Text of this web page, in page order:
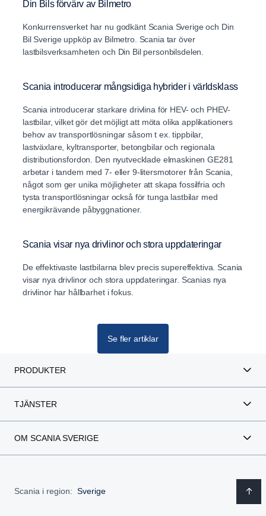
Din Bils förvärv av Bilmetro
Konkurrensverket har nu godkänt Scania Sverige och Din
Bil Sverige uppköp av Bilmetro. Scania tar över
lastbilsverksamheten och Din Bil personbilsdelen.
Scania introducerar mångsidiga hybrider i världsklass
Scania introducerar starkare drivlina för HEV- och PHEV-
lastbilar, vilket gör det möjligt att möta olika applikationers
behov av transportlösningar såsom t ex. tippbilar,
lastväxlare, kyltransporter, betongbilar och regionala
distributionsfordon. Den nyutvecklade elmaskinen GE281
arbetar i tandem med 7- eller 9-litersmotorer från Scania,
något som ger unika möjligheter att skapa fossilfria och
tysta transportlösningar också för tunga lastbilar med
energikrävande påbyggnationer.
Scania visar nya drivlinor och stora uppdateringar
De effektivaste lastbilarna blev precis supereffektiva. Scania
visar nya drivlinor och stora uppdateringar. Scanias nya
drivlinor har hållbarhet i fokus.
Se fler artiklar
PRODUKTER
TJÄNSTER
OM SCANIA SVERIGE
Scania i region: Sverige